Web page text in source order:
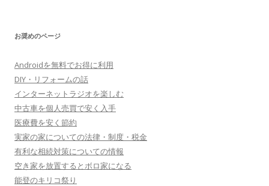
お奨めのページ
Androidを無料でお得に利用
DIY・リフォームの話
インターネットラジオを楽しむ
中古車を個人売買で安く入手
医療費を安く節約
実家の家についての法律・制度・税金
有利な相続対策についての情報
空き家を放置するとボロ家になる
能登のキリコ祭り